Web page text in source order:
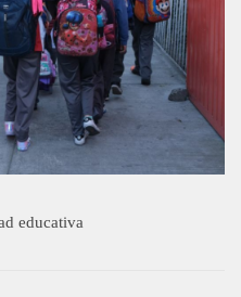
educativa